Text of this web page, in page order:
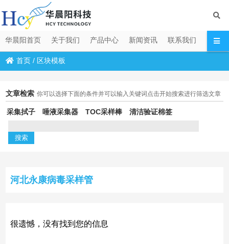
华晨阳首页 关于我们 产品中心 新闻资讯 联系我们
首页 / 区块模板
文章检索 你可以选择下面的条件并可以输入关键词点击开始搜索进行筛选文章
采集拭子 唾液采集器 TOC采样棒 清洁验证棉签
河北永康病毒采样管
很遗憾，没有找到您的信息